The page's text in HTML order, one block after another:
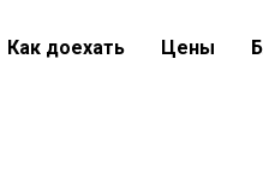
Как доехать Цены